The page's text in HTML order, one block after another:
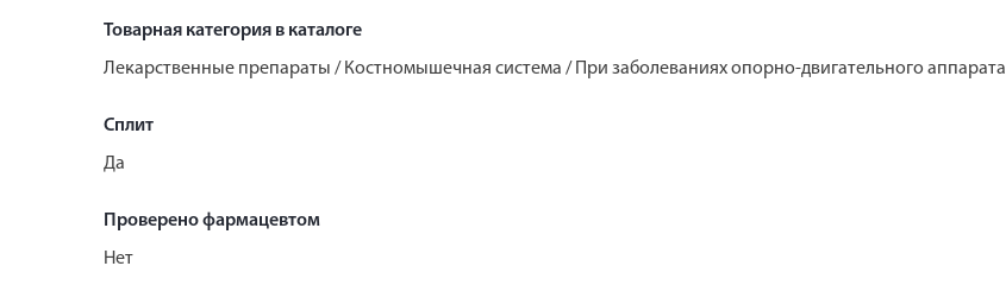
Товарная категория в каталоге
Лекарственные препараты / Костномышечная система / При заболеваниях опорно-двигательного аппарата
Сплит
Да
Проверено фармацевтом
Нет